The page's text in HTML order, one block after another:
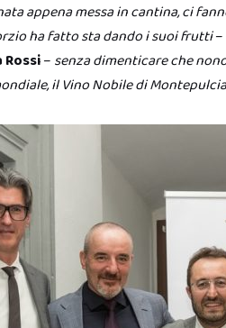
appena messa in cantina, ci
ha fatto sta dando i suoi frutti
– senza dimenticare che
il Vino Nobile di